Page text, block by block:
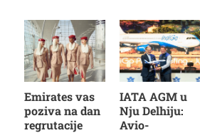
Emirates vas
poziva na dan
regrutacije
IATA AGM u
Nju Delhiju:
Avio-